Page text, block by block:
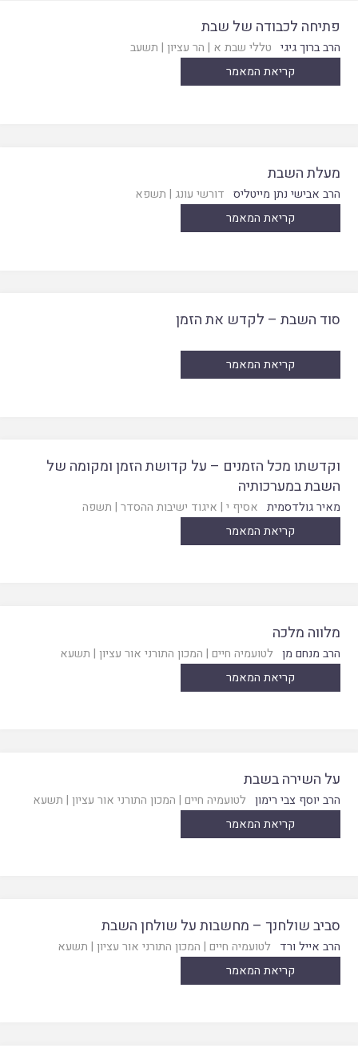
פתיחה לכבודה של שבת
הרב ברוך גיגי טללי שבת א | הר עציון | תשעב
קריאת המאמר
מעלת השבת
הרב אבישי נתן מייטליס דורשי עונג | תשפא
קריאת המאמר
סוד השבת – לקדש את הזמן
קריאת המאמר
וקדשתו מכל הזמנים – על קדושת הזמן ומקומה של
השבת במערכותיה
מאיר גולדסמית אסיף י | איגוד ישיבות ההסדר | תשפה
קריאת המאמר
מלווה מלכה
הרב מנחם מן לטועמיה חיים | המכון התורני אור עציון | תשעא
קריאת המאמר
על השירה בשבת
הרב יוסף צבי רימון לטועמיה חיים | המכון התורני אור עציון | תשעא
קריאת המאמר
סביב שולחנך – מחשבות על שולחן השבת
הרב אייל ורד לטועמיה חיים | המכון התורני אור עציון | תשעא
קריאת המאמר